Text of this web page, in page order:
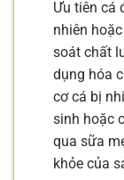
Ưu tiên cá
nhiên
soát chất
dụng hóa
cơ cá bị
sinh hoặc
qua sữa
khỏe của